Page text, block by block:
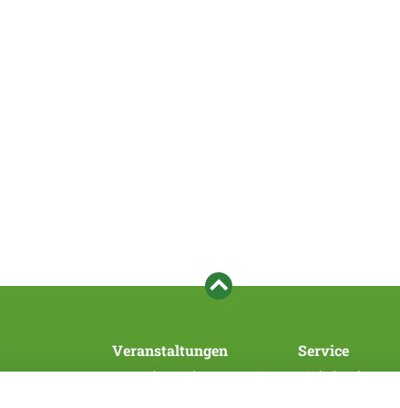
Veranstaltungen
Veranstaltungen des Hauptvereins
Service
Mitglied werden